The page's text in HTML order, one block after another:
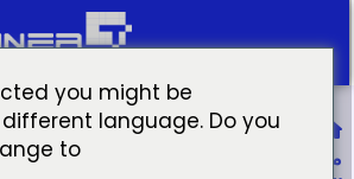
الصفحة الرئيسية
معرفة أنواع خرطوشة الطابعة: اختر النوع
you might be
language. Do you
to: